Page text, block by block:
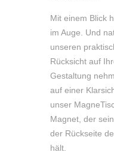
Mit einem Blick
im Auge. Und
unseren
Rücksicht auf
Gestaltung
auf einer
unser
Magnet, der
der Rückseite
hält.